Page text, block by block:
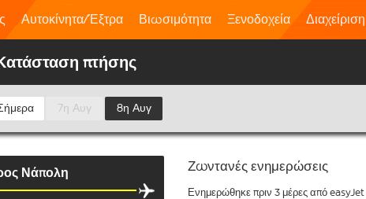
Αυτοκίνητα/Έξτρα Βιωσιμότητα Ξενοδοχεία
πτήσης
7η Αυγ 8η Αυγ
Νάπολη Ζωντανές ενημερώσεις
Ενημερώθηκε πριν 3 μέρες από